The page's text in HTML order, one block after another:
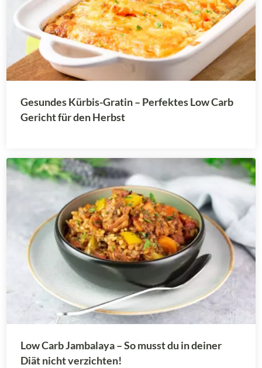
Gesundes Kürbis-Gratin – Perfektes Low Carb
Gericht für den Herbst
Low Carb Jambalaya – So musst du in deiner
Diät nicht verzichten!